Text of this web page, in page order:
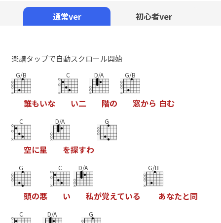
通常ver 初心者ver
楽譜タップで自動スクロール開始
G/B
誰もいな
C
い二
D/A
階の
G/B
窓から 白む
C
空に星
D/A
を探すわ
G
G
頭の悪
C
い
D/A
私が覚えている
G/B
あなたと同
C D/A G